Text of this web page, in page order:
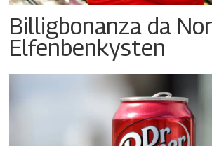
Billigbonanza da
Elfenbenkysten